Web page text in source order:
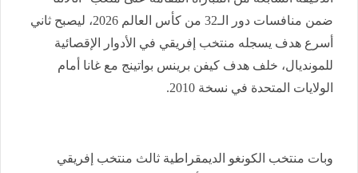
ضمن منافسات دور الـ32 من كأس العالم 2026، ليصبح ثاني
أسرع هدف يسجله منتخب إفريقي في الأدوار الإقصائية
للمونديال، خلف هدف كيفن برينس بواتينج مع غانا أمام
الولايات المتحدة في نسخة 2010.
وبات منتخب الكونغو الديمقراطية ثالث منتخب إفريقي